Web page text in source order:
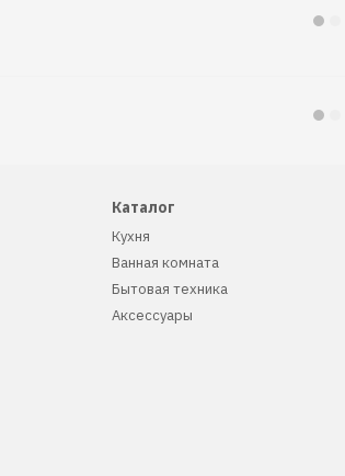
Каталог
Кухня
Ванная комната
Бытовая техника
Аксессуары